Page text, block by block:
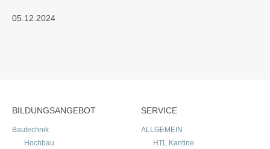
05.12.2024
BILDUNGSANGEBOT
Bautechnik
Hochbau
SERVICE
ALLGEMEIN
HTL Kantine